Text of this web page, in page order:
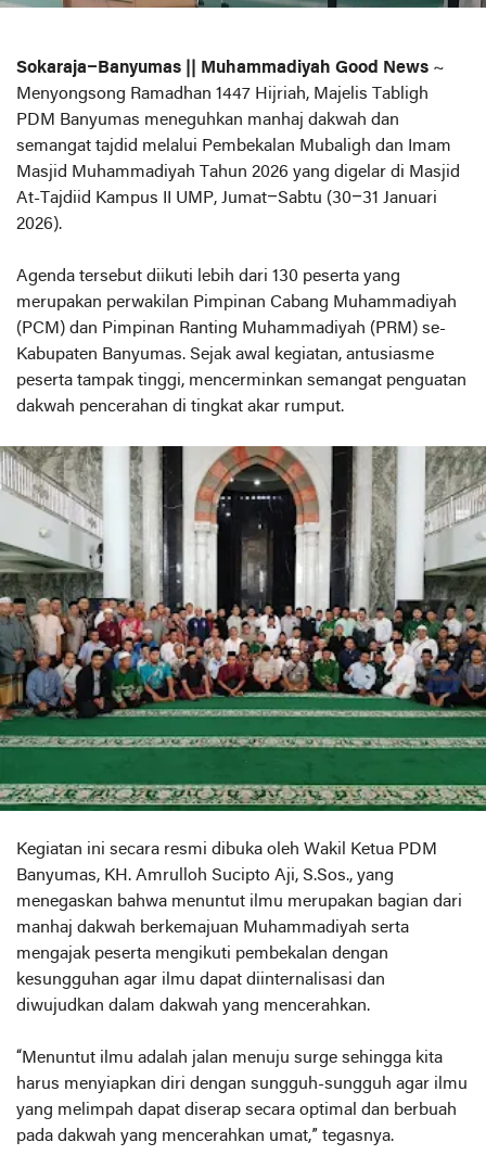
Sokaraja–Banyumas || Muhammadiyah Good News ~
Menyongsong Ramadhan 1447 Hijriah, Majelis Tabligh
PDM Banyumas meneguhkan manhaj dakwah dan
semangat tajdid melalui Pembekalan Mubaligh dan Imam
Masjid Muhammadiyah Tahun 2026 yang digelar di Masjid
At-Tajdiid Kampus II UMP, Jumat–Sabtu (30–31 Januari
2026).
Agenda tersebut diikuti lebih dari 130 peserta yang
merupakan perwakilan Pimpinan Cabang Muhammadiyah
(PCM) dan Pimpinan Ranting Muhammadiyah (PRM) se-
Kabupaten Banyumas. Sejak awal kegiatan, antusiasme
peserta tampak tinggi, mencerminkan semangat penguatan
dakwah pencerahan di tingkat akar rumput.
Kegiatan ini secara resmi dibuka oleh Wakil Ketua PDM
Banyumas, KH. Amrulloh Sucipto Aji, S.Sos., yang
menegaskan bahwa menuntut ilmu merupakan bagian dari
manhaj dakwah berkemajuan Muhammadiyah serta
mengajak peserta mengikuti pembekalan dengan
kesungguhan agar ilmu dapat diinternalisasi dan
diwujudkan dalam dakwah yang mencerahkan.
“Menuntut ilmu adalah jalan menuju surge sehingga kita
harus menyiapkan diri dengan sungguh-sungguh agar ilmu
yang melimpah dapat diserap secara optimal dan berbuah
pada dakwah yang mencerahkan umat,” tegasnya.